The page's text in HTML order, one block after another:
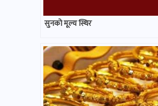
सुनको मूल्य स्थिर